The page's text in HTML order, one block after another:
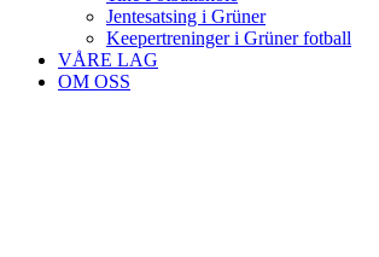
Jentesatsing i Grüner
Keepertreninger i Grüner fotball
VÅRE LAG
OM OSS